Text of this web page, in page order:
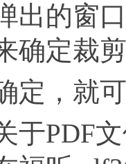
的窗口
确定裁
，就可
PDF文